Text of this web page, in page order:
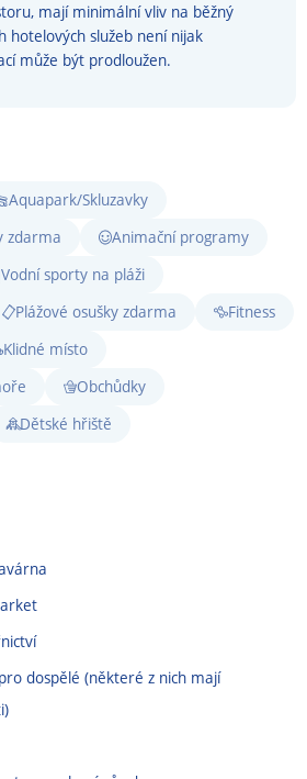
mají minimální vliv na běžný
hotelových služeb není nijak
může být prodloužen.
Aquapark/Skluzavky
zdarma
Animační programy
Vodní sporty na pláži
Plážové osušky zdarma
Fitness
Klidné místo
Obchůdky
Dětské hřiště
dospělé (některé z nich mají